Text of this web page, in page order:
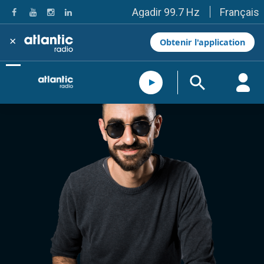
Agadir 99.7 Hz
Tanger 103.3 Hz
Tétouan 87.8 Hz
Fès 98.8 Hz
Meknès 97.2 Hz
El Jadida 97.3
Settat 104,6
Essaouira 96.6
Safi 92.3
Taza 103.0
Taounate 95.6
Tiznit 103.1
SkhourRhamna 92.2
Taroudant 104.9
Guelmim 91.9
Tan-Tan 95.2
Tafraout 104.9
Casablanca 92.5 Hz
Rabat, Salé 106.9 Hz
Marrakech 90.5 Hz
Français
× Obtenir l'application